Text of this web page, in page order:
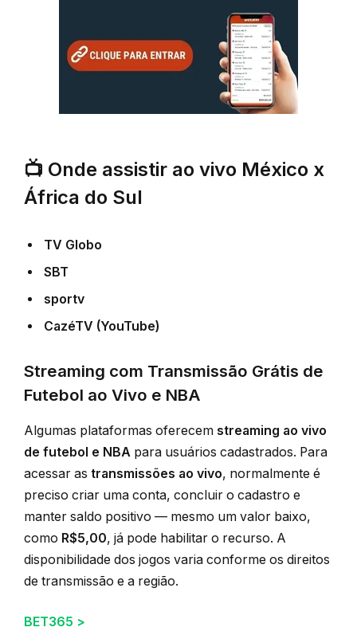
📺 Onde assistir ao vivo México x
África do Sul
TV Globo
SBT
sportv
CazéTV (YouTube)
Streaming com Transmissão Grátis de
Futebol ao Vivo e NBA
Algumas plataformas oferecem streaming ao vivo
de futebol e NBA para usuários cadastrados. Para
acessar as transmissões ao vivo, normalmente é
preciso criar uma conta, concluir o cadastro e
manter saldo positivo — mesmo um valor baixo,
como R$5,00, já pode habilitar o recurso. A
disponibilidade dos jogos varia conforme os direitos
de transmissão e a região.
BET365 >